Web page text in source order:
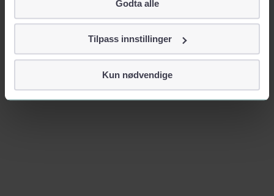
Googles retningslinjer for personvern
Vi tar ditt personvern på alvor
identifiserer deg, som navn eller telefonnummer.
Godta alle
Tilpass innstillinger
Kun nødvendige